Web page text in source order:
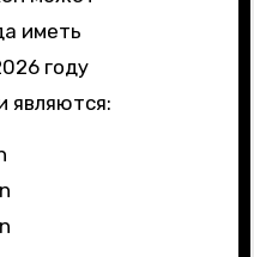
иметь
году
являются: